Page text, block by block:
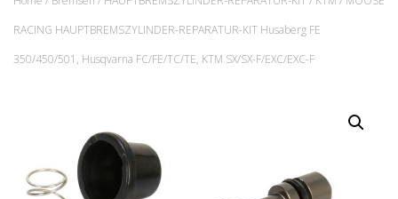
RACING HAUPTBREMSZYLINDER-REPARATUR-KIT Husaberg FE
350/450/501, Husqvarna FC/FE/TC/TE, KTM SX/SX-F/EXC/EXC-F